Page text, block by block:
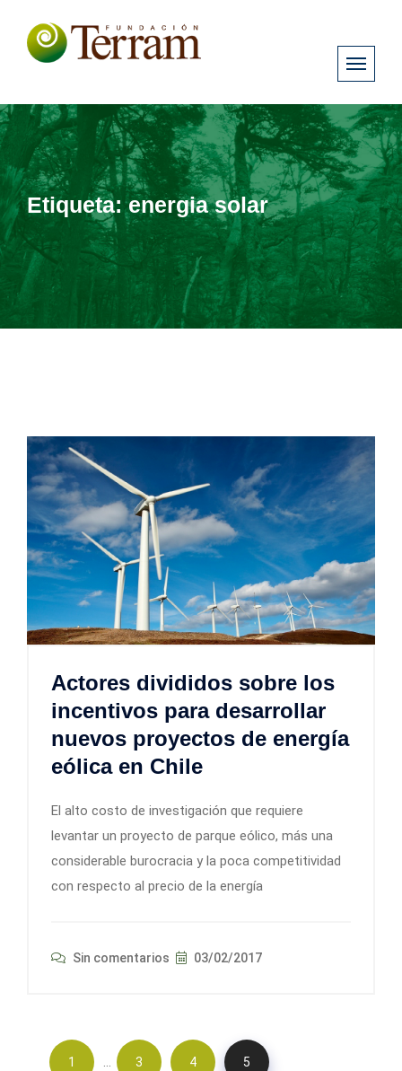
Etiqueta:energia solar
Actores divididos sobre los
incentivos para desarrollar
nuevos proyectos de energía
eólica en Chile
El alto costo de investigación que requiere
levantar un proyecto de parque eólico, más una
considerable burocracia y la poca competitividad
con respecto al precio de la energía
Sin comentarios 03/02/2017
1 … 3 4 5